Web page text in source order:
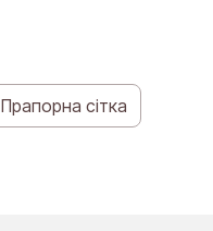
Прапорна сітка